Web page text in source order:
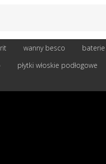
wanny besco
płytki włoskie podłogowe